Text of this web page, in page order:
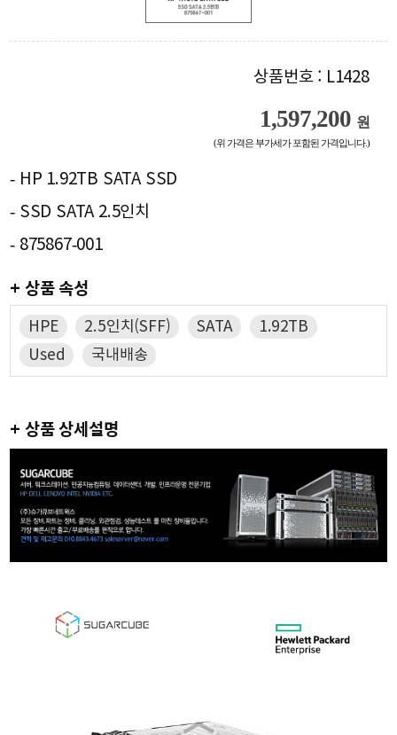
상품번호 : L1428
1,597,200 원
(위 가격은 부가세가 포함된 가격입니다.)
- HP 1.92TB SATA SSD
- SSD SATA 2.5인치
- 875867-001
+ 상품 속성
HPE 2.5인치(SFF) SATA
1.92TB
Used
국내배송
+ 상품 상세설명